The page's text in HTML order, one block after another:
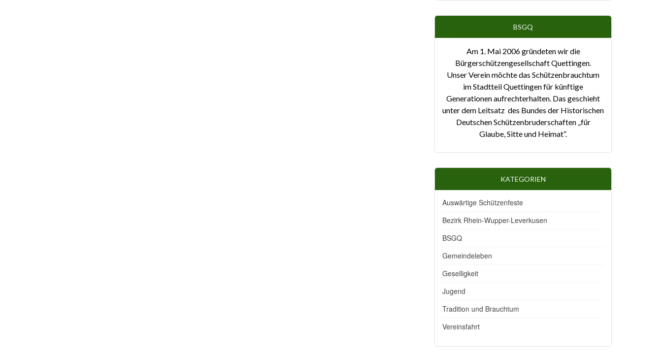
BSGQ
Am 1. Mai 2006 gründeten wir die
Bürgerschützengesellschaft Quettingen.
Unser Verein möchte das Schützenbrauchtum
im Stadtteil Quettingen für künftige
Generationen aufrechterhalten. Das geschieht
unter dem Leitsatz des Bundes der Historischen
Deutschen Schützenbruderschaften „für
Glaube, Sitte und Heimat“.
KATEGORIEN
Auswärtige Schützenfeste
Bezirk Rhein-Wupper-Leverkusen
BSGQ
Gemeindeleben
Geselligkeit
Jugend
Tradition und Brauchtum
Vereinsfahrt